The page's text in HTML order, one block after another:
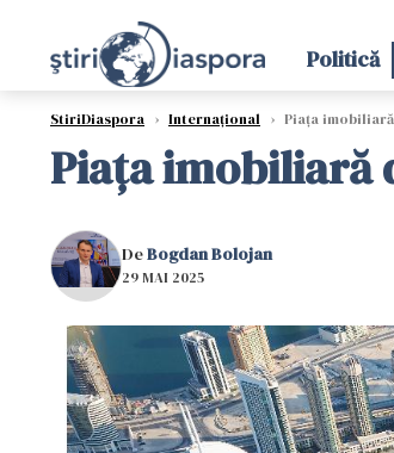
Politică
StiriDiaspora › Internațional › Piața
Piața imobiliară
DeBogdan Bolojan
29 MAI 2025